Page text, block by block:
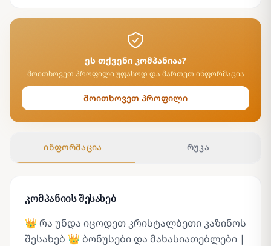
ეს თქვენი კომპანიაა?
მოითხოვეთ პროფილი უფასოდ და მართეთ ინფორმაცია
მოითხოვეთ პროფილი
ინფორმაცია რუკა
კომპანიის შესახებ
👑 რა უნდა იცოდეთ კრისტალბეთი კაზინოს
შესახებ 👑 ბონუსები და მახასიათებლები |